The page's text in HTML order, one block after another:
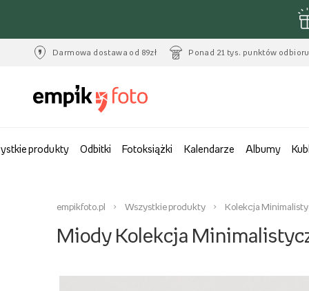
Darmowa dostawa od 89zł Ponad 21 tys. punktów odbioru
produkty Odbitki Fotoksiążki Kalendarze Albumy
empikfoto.pl Wszystkie produkty Kolekcja
Miody Kolekcja